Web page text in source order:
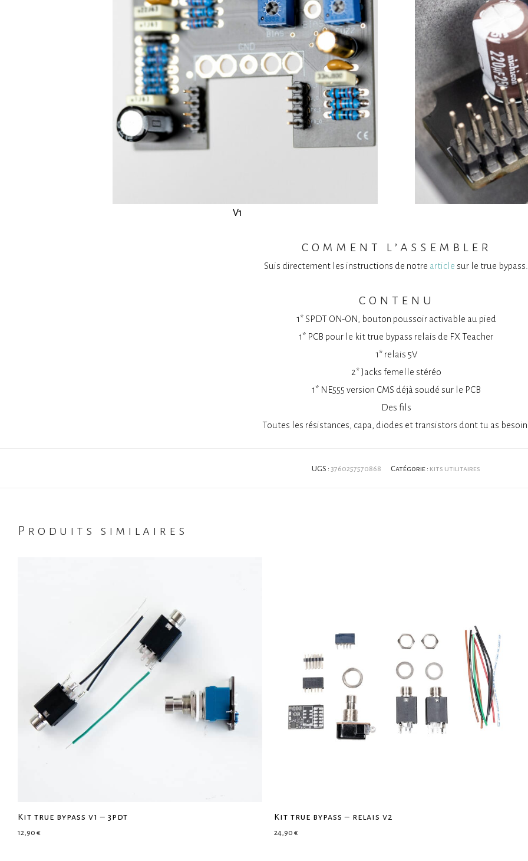
V1
comment l’assembler
Suis directement les instructions de notre article sur le true bypass.
contenu
1* SPDT ON-ON, bouton poussoir activable au pied
1* PCB pour le kit true bypass relais de FX Teacher
1* relais 5V
2* Jacks femelle stéréo
1* NE555 version CMS déjà soudé sur le PCB
Des fils
Toutes les résistances, capa, diodes et transistors dont tu as
UGS : 3760257570868 Catégorie : kits utilitaires
Produits similaires
Kit true bypass v1 – 3pdt
12,90 €
Kit true bypass – relais v2
24,90 €